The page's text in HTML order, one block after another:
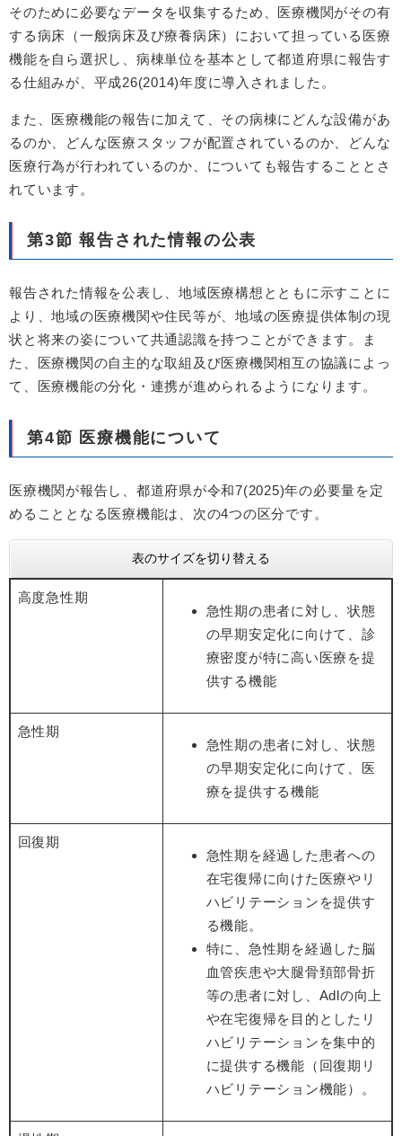
そのために必要なデータを収集するため、医療機関がその有
する病床（一般病床及び療養病床）において担っている医療
機能を自ら選択し、病棟単位を基本として都道府県に報告す
る仕組みが、平成26(2014)年度に導入されました。
また、医療機能の報告に加えて、その病棟にどんな設備があ
るのか、どんな医療スタッフが配置されているのか、どんな
医療行為が行われているのか、についても報告することとさ
れています。
第3節 報告された情報の公表
報告された情報を公表し、地域医療構想とともに示すことに
より、地域の医療機関や住民等が、地域の医療提供体制の現
状と将来の姿について共通認識を持つことができます。ま
た、医療機関の自主的な取組及び医療機関相互の協議によっ
て、医療機能の分化・連携が進められるようになります。
第4節 医療機能について
医療機関が報告し、都道府県が令和7(2025)年の必要量を定
めることとなる医療機能は、次の4つの区分です。
表のサイズを切り替える
高度急性期
急性期の患者に対し、状態
の早期安定化に向けて、診
療密度が特に高い医療を提
供する機能
急性期
急性期の患者に対し、状態
の早期安定化に向けて、医
療を提供する機能
回復期
急性期を経過した患者への
在宅復帰に向けた医療やリ
ハビリテーションを提供す
る機能。
特に、急性期を経過した脳
血管疾患や大腿骨頚部骨折
等の患者に対し、Adlの向上
や在宅復帰を目的としたリ
ハビリテーションを集中的
に提供する機能（回復期リ
ハビリテーション機能）。